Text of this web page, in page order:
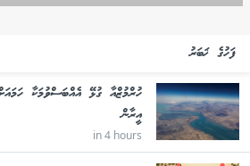
ފަހުގެ ޚަބަރު
ހުރްމުޒްއާ ގުޅޭ އެއްބަސްވުމަކާ
އީރާން
in 4 hours